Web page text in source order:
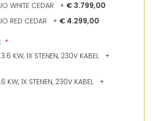
WHITE CEDAR
+ € 3.799,00
RED CEDAR
+ € 4.299,00
KW, 1X STENEN, 230V KABEL
+
KW, 1X STENEN, 230V KABEL
+